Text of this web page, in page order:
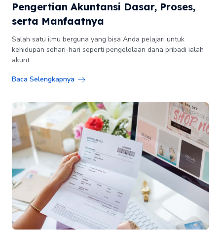
Pengertian Akuntansi Dasar, Proses,
serta Manfaatnya
Salah satu ilmu berguna yang bisa Anda pelajari untuk
kehidupan sehari-hari seperti pengelolaan dana pribadi ialah
akunt...
Baca Selengkapnya